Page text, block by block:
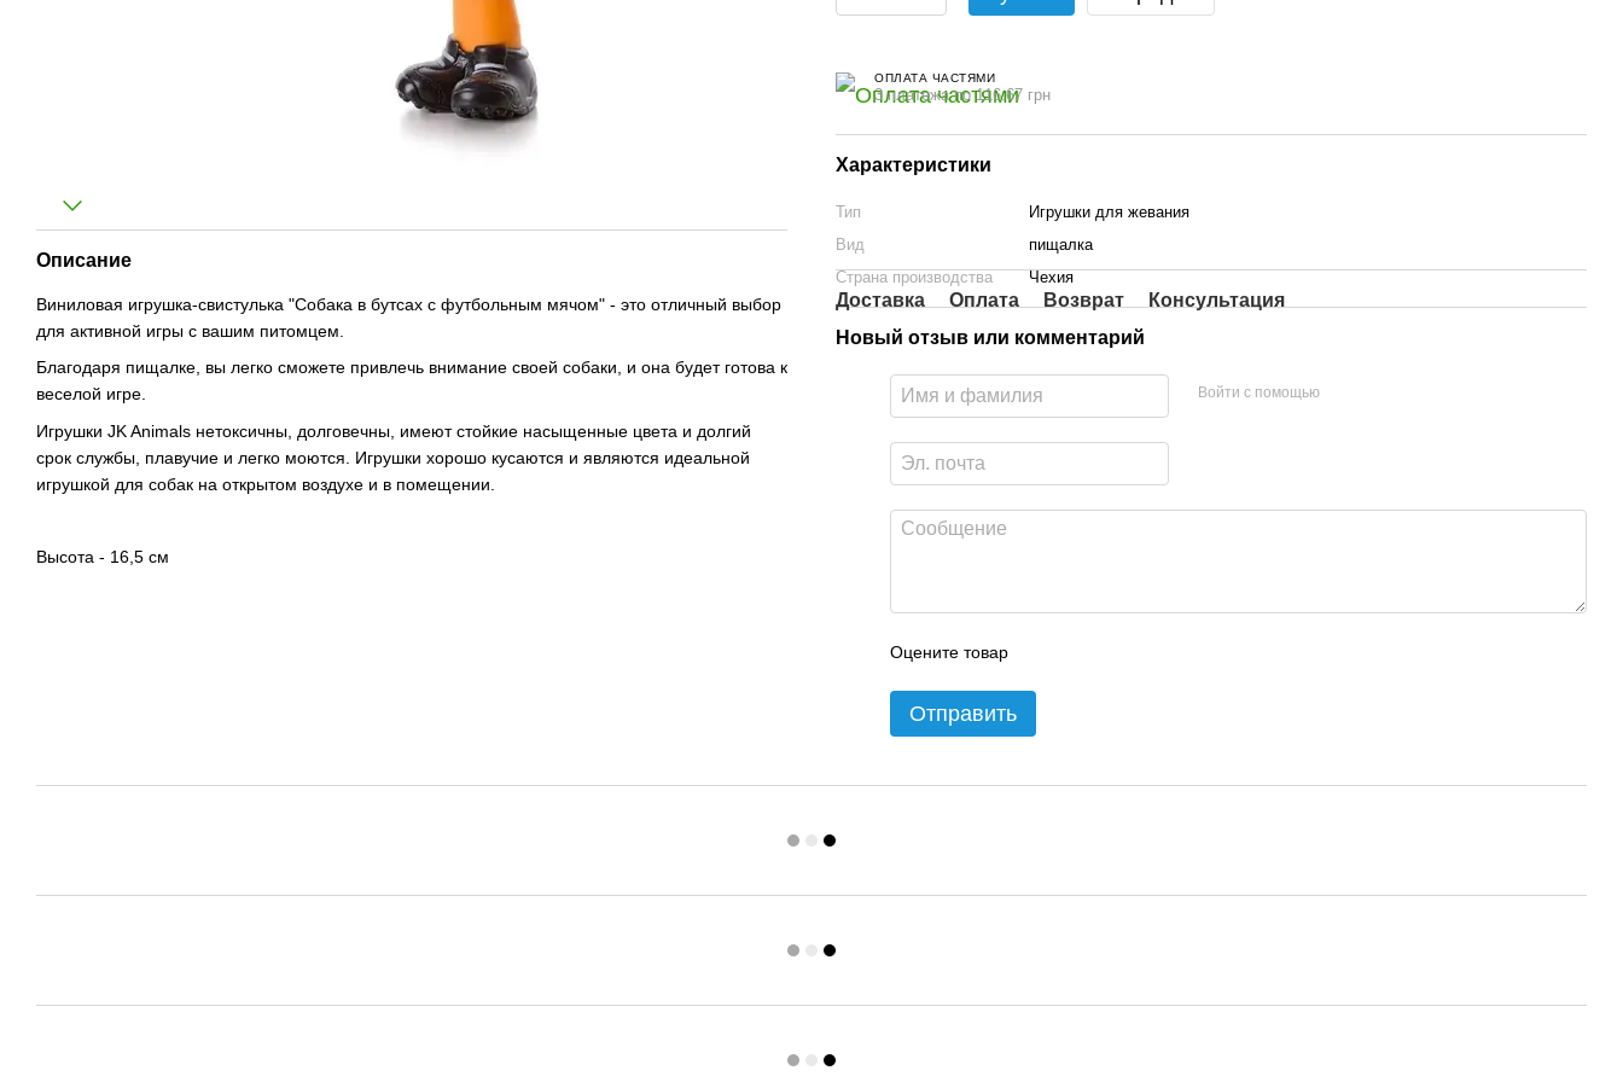
Описание
Виниловая игрушка-свистулька "Собака в бутсах с футбольным мячом" - это отличный выбор
для активной игры с вашим питомцем.
Благодаря пищалке, вы легко сможете привлечь внимание своей собаки, и она будет готова к
веселой игре.
Игрушки JK Animals нетоксичны, долговечны, имеют стойкие насыщенные цвета и долгий
срок службы, плавучие и легко моются. Игрушки хорошо кусаются и являются идеальной
игрушкой для собак на открытом воздухе и в помещении.
Высота - 16,5 см
ОПЛАТА ЧАСТЯМИ
3 платежа по 116.67 грн
Характеристики
Тип
Игрушки для жевания
Вид
пищалка
Страна производства
Чехия
Доставка Оплата Возврат
Консультация
Новый отзыв или комментарий
Войти с помощью
Оцените товар
Отправить